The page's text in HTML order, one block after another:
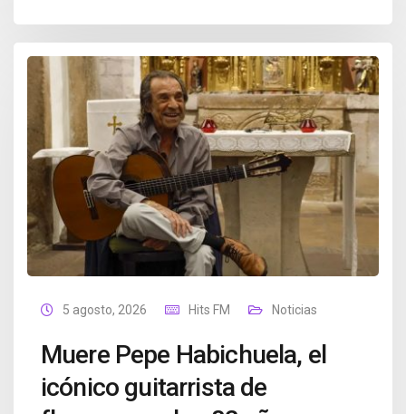
5 agosto, 2026 Hits FM Noticias
Muere Pepe Habichuela, el
icónico guitarrista de